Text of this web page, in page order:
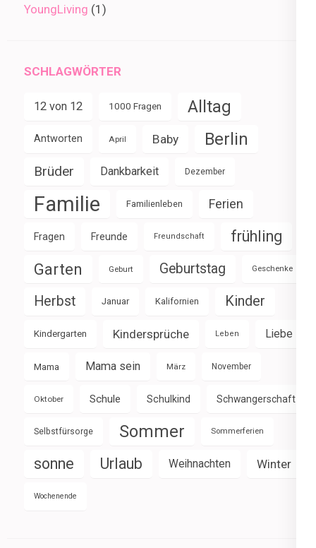
YoungLiving (1)
SCHLAGWÖRTER
12 von 12 1000 Fragen Alltag
Antworten April Baby Berlin
Brüder Dankbarkeit Dezember
Familie Familienleben Ferien
Fragen Freunde Freundschaft frühling
Garten Geburt Geburtstag Geschenke
Herbst Januar Kalifornien Kinder
Kindergarten Kindersprüche Leben Liebe
Mama Mama sein März November
Oktober Schule Schulkind Schwangerschaft
Selbstfürsorge Sommer Sommerferien
sonne Urlaub Weihnachten Winter
Wochenende